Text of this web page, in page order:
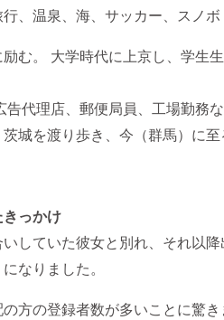
温泉、海、サッカー、スノ
む。 大学時代に上京し、学生
代理店、郵便局員、工場勤務な
城を渡り歩き、今（群馬）に至
っかけ
していた彼女と別れ、それ以
なりました。
方の登録者数が多いことに驚き